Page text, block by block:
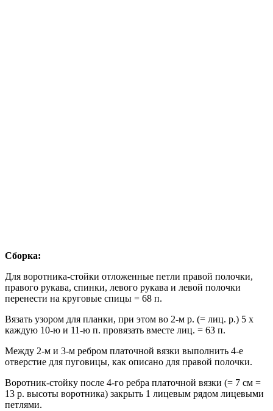
Сборка:
Для воротника-стойки отложенные петли правой полочки,
правого рукава, спинки, левого рукава и левой полочки
перенести на круговые спицы = 68 п.
Вязать узором для планки, при этом во 2-м р. (= лиц. р.) 5 х
каждую 10-ю и 11-ю п. провязать вместе лиц. = 63 п.
Между 2-м и 3-м ребром платочной вязки выполнить 4-е
отверстие для пуговицы, как описано для правой полочки.
Воротник-стойку после 4-го ребра платочной вязки (= 7 см =
13 р. высоты воротника) закрыть 1 лицевым рядом лицевыми
петлями.